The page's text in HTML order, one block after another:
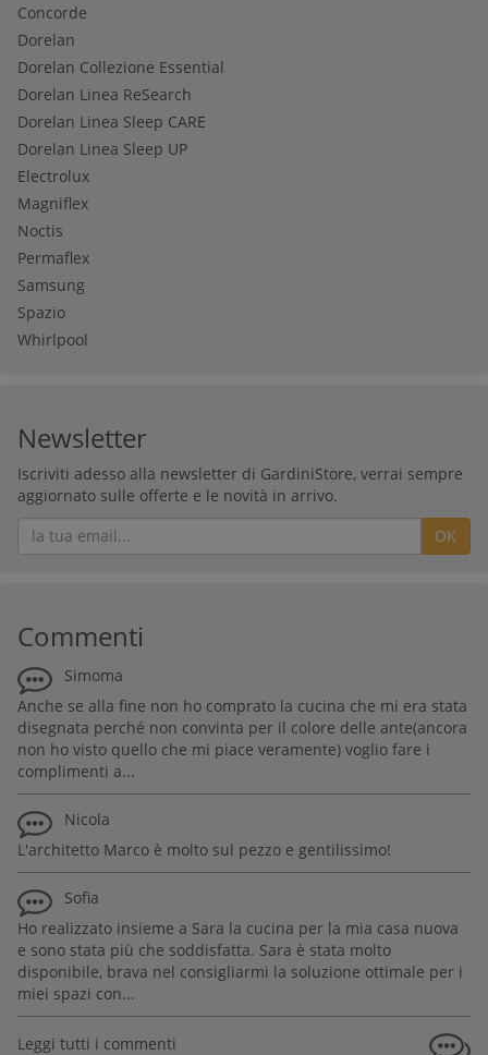
Concorde
Dorelan
Dorelan Collezione Essential
Dorelan Linea ReSearch
Dorelan Linea Sleep CARE
Dorelan Linea Sleep UP
Electrolux
Magniflex
Noctis
Permaflex
Samsung
Spazio
Whirlpool
Newsletter
Iscriviti adesso alla newsletter di GardiniStore, verrai sempre
aggiornato sulle offerte e le novità in arrivo.
OK
Commenti
Simoma
Anche se alla fine non ho comprato la cucina che mi era stata
disegnata perché non convinta per il colore delle ante(ancora
non ho visto quello che mi piace veramente) voglio fare i
complimenti a...
Nicola
L'architetto Marco è molto sul pezzo e gentilissimo!
Sofia
Ho realizzato insieme a Sara la cucina per la mia casa nuova
e sono stata più che soddisfatta. Sara è stata molto
disponibile, brava nel consigliarmi la soluzione ottimale per i
miei spazi con...
Leggi tutti i commenti